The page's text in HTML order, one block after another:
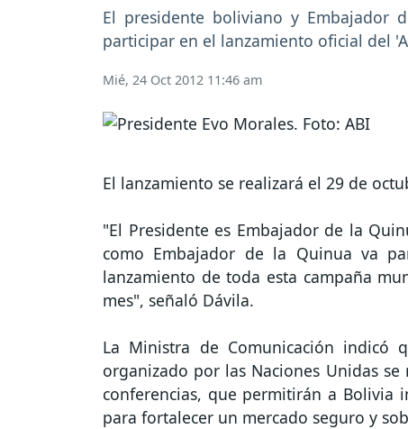
El presidente boliviano y Embajador
participar en el lanzamiento oficial del
Mié, 24 Oct 2012 11:46 am
El lanzamiento se realizará el 29 de
"El Presidente es Embajador de la
como Embajador de la Quinua va
lanzamiento de toda esta campaña
mes", señaló Dávila.
La Ministra de Comunicación indicó
organizado por las Naciones Unidas
conferencias, que permitirán a Bolivia
para fortalecer un mercado seguro y